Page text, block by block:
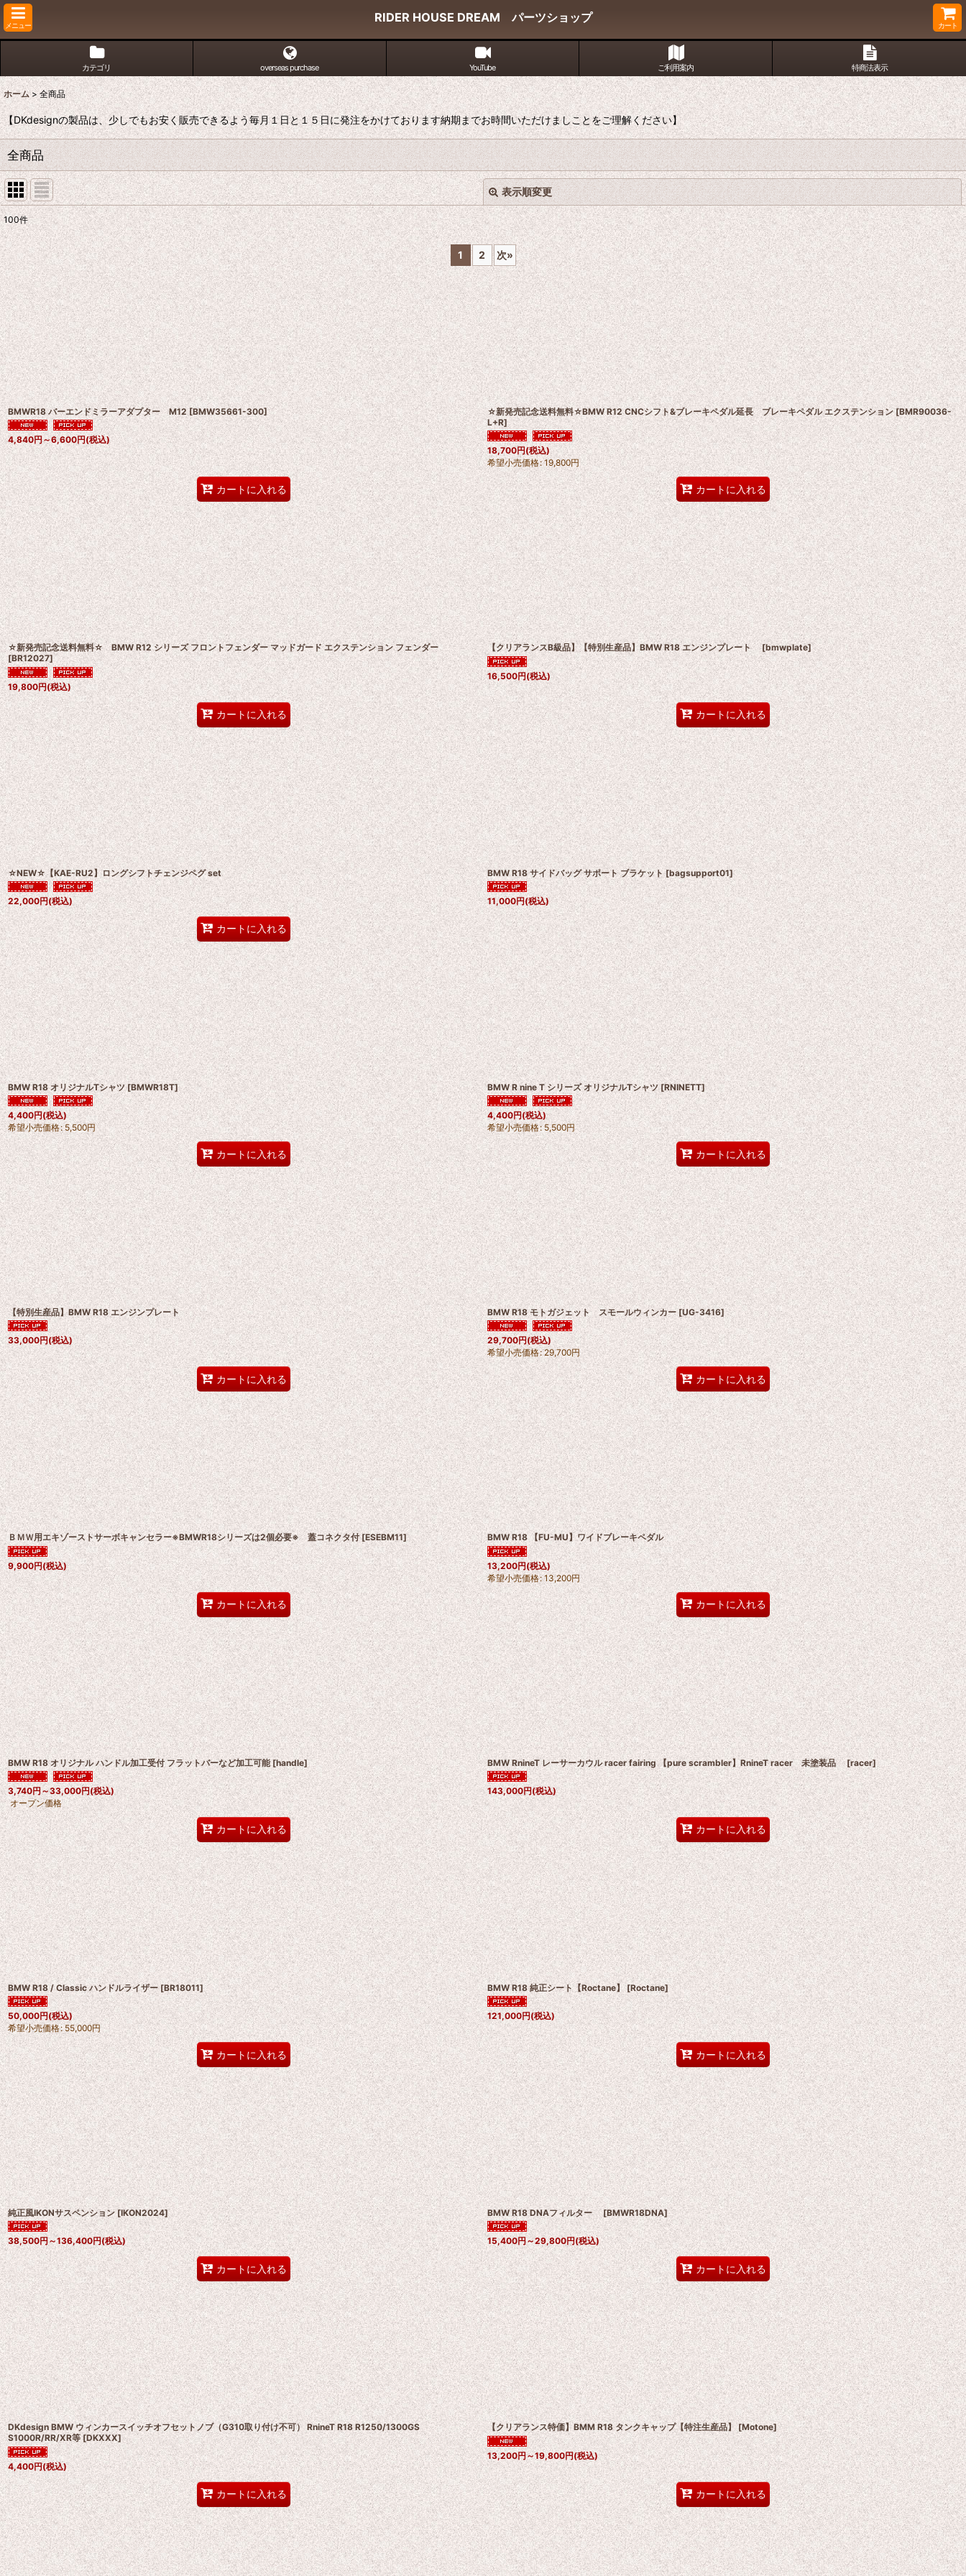
メニュー
RIDER HOUSE DREAM パーツショップ
カート
カテゴリ overseas purchase YouTube ご利用案内 特商法表示
ホーム > 全商品
【DKdesignの製品は、少しでもお安く販売できるよう毎月１日と１５日に発注をかけております納期までお時間いただけましことをご理解ください】
全商品
表示順変更
表示数:
並び順:
絞り込む
閉じる
100件
1 2 次»
BMWR18 バーエンドミラーアダプター M12 [BMW35661-300]
4,840円～6,600円(税込)
カートに入れる
☆新発売記念送料無料☆BMW R12 CNCシフト&ブレーキペダル延長 ブレーキペダル エクステンション[BMR90036-
L+R]
18,700円(税込)
希望小売価格: 19,800円
カートに入れる
☆新発売記念送料無料☆ BMW R12 シリーズ フロントフェンダー マッドガード エクステンション フェンダー
[BR12027]
19,800円(税込)
カートに入れる
【クリアランスB級品】【特別生産品】BMW R18 エンジンプレート [bmwplate]
16,500円(税込)
カートに入れる
☆NEW☆【KAE-RU2】ロングシフトチェンジペグ set
22,000円(税込)
カートに入れる
BMW R18 サイドバッグ サポート ブラケット [bagsupport01]
11,000円(税込)
BMW R18 オリジナルTシャツ [BMWR18T]
4,400円(税込)
希望小売価格: 5,500円
カートに入れる
BMW R nine T シリーズ オリジナルTシャツ [RNINETT]
4,400円(税込)
希望小売価格: 5,500円
カートに入れる
【特別生産品】BMW R18 エンジンプレート
33,000円(税込)
カートに入れる
BMW R18 モトガジェット スモールウィンカー [UG-3416]
29,700円(税込)
希望小売価格: 29,700円
カートに入れる
ＢＭＷ用エキゾーストサーボキャンセラー※BMWR18シリーズは2個必要※ 蓋コネクタ付 [ESEBM11]
9,900円(税込)
カートに入れる
BMW R18 【FU-MU】ワイドブレーキペダル
13,200円(税込)
希望小売価格: 13,200円
カートに入れる
BMW R18 オリジナル ハンドル加工受付 フラットバーなど加工可能 [handle]
3,740円～33,000円(税込)
オープン価格
カートに入れる
BMW RnineT レーサーカウル racer fairing 【pure scrambler】RnineT racer 未塗装品 [racer]
143,000円(税込)
カートに入れる
BMW R18 / Classic ハンドルライザー [BR18011]
50,000円(税込)
希望小売価格: 55,000円
カートに入れる
BMW R18 純正シート【Roctane】 [Roctane]
121,000円(税込)
カートに入れる
純正風IKONサスペンション [IKON2024]
38,500円～136,400円(税込)
カートに入れる
BMW R18 DNAフィルター [BMWR18DNA]
15,400円～29,800円(税込)
カートに入れる
DKdesign BMW ウィンカースイッチオフセットノブ（G310取り付け不可） RnineT R18 R1250/1300GS
S1000R/RR/XR等 [DKXXX]
4,400円(税込)
カートに入れる
【クリアランス特価】BMM R18 タンクキャップ【特注生産品】 [Motone]
13,200円～19,800円(税込)
カートに入れる